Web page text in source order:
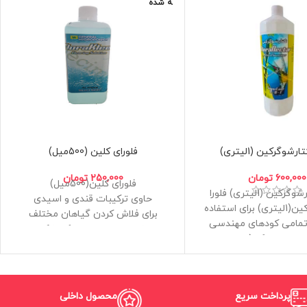
(1لیتری)
600,000 تومان
فلورا نکتارشوگرکین (1لیتری) فلورا
نکتارشوگرکین(1لیتری) برای استفاده
کودهای مهندسی
فرمولاسیون
معکوس و معادل
ه شده
فلورای کلین (500میل)
250,000 تومانفلورای کلین(500میل)
حاوی ترکیبات قندی و اسیدی
برای فلاش کردن گیاهان مختلف
مخصوص هیدروپونیک،خاک و
حجم 500میلی لیتر
محصول داخلی
پرداخت سریع